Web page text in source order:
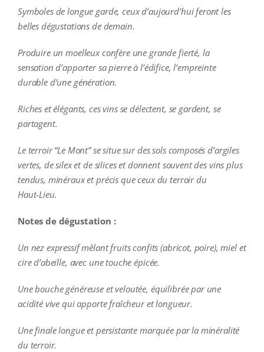
Symboles de longue garde, ceux d’aujourd’hui feront les
belles dégustations de demain.
Produire un moelleux confère une grande fierté, la
sensation d’apporter sa pierre à l’édifice, l’empreinte
durable d’une génération.
Riches et élégants, ces vins se délectent, se gardent, se
partagent.
Le terroir “Le Mont” se situe sur des sols composés d’argiles
vertes, de silex et de silices et donnent souvent des vins plus
tendus, minéraux et précis que ceux du terroir du
Haut‑Lieu.
Notes de dégustation :
Un nez expressif mêlant fruits confits (abricot, poire), miel et
cire d’abeille, avec une touche épicée.
Une bouche généreuse et veloutée, équilibrée par une
acidité vive qui apporte fraîcheur et longueur.
Une finale longue et persistante marquée par la minéralité
du terroir.